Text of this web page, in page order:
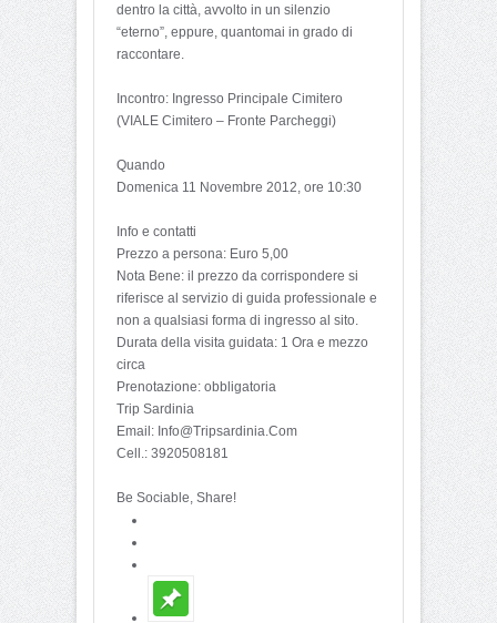
dentro la città, avvolto in un silenzio
“eterno”, eppure, quantomai in grado di
raccontare.
Incontro: Ingresso Principale Cimitero
(VIALE Cimitero – Fronte Parcheggi)
Quando
Domenica 11 Novembre 2012, ore 10:30
Info e contatti
Prezzo a persona: Euro 5,00
Nota Bene: il prezzo da corrispondere si
riferisce al servizio di guida professionale e
non a qualsiasi forma di ingresso al sito.
Durata della visita guidata: 1 Ora e mezzo
circa
Prenotazione: obbligatoria
Trip Sardinia
Email: Info@Tripsardinia.Com
Cell.: 3920508181
Be Sociable, Share!